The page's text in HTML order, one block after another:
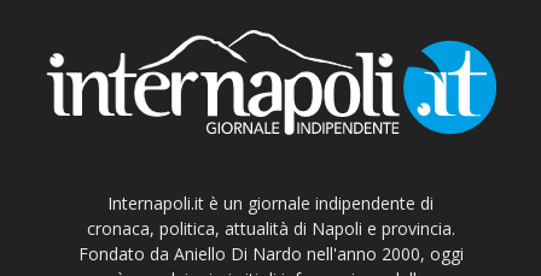
Internapoli.it è un giornale indipendente di
cronaca, politica, attualità di Napoli e provincia.
Fondato da Aniello Di Nardo nell'anno 2000, oggi